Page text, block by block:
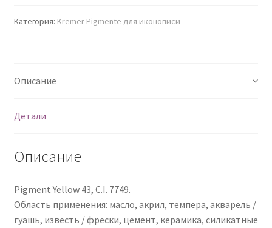
SAHARA
Категория: Kremer Pigmente для иконописи
Описание
Детали
Описание
Pigment Yellow 43, C.I. 7749.
Область применения: масло, акрил, темпера, акварель /
гуашь, известь / фрески, цемент, керамика, силикатные